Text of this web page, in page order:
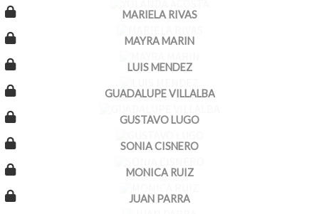
MARIELA RIVAS
MAYRA MARIN
LUIS MENDEZ
GUADALUPE VILLALBA
GUSTAVO LUGO
SONIA CISNERO
MONICA RUIZ
JUAN PARRA